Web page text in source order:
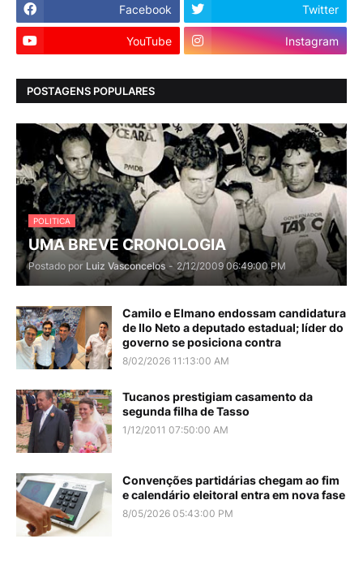
Facebook Twitter
YouTube Instagram
POSTAGENS POPULARES
POLITICA
UMA BREVE CRONOLOGIA
Postado por Luiz Vasconcelos - 2/12/2009 06:49:00 PM
Camilo e Elmano endossam candidatura
de Ilo Neto a deputado estadual; líder do
governo se posiciona contra
8/02/2026 11:13:00 AM
Tucanos prestigiam casamento da
segunda filha de Tasso
1/12/2011 07:50:00 AM
Convenções partidárias chegam ao fim
e calendário eleitoral entra em nova fase
8/05/2026 05:43:00 PM